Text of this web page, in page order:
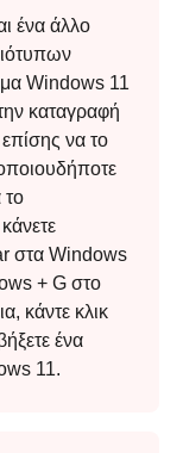
ένα άλλο
Windows 11
καταγραφή
να το
το
στα Windows
+ G στο
κάντε κλικ
ένα
11.